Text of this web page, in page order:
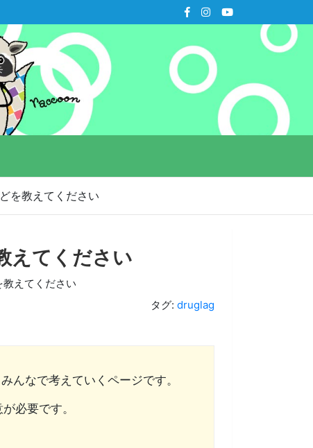
を教えてください
えてください
えてください
タグ: druglag
んなで考えていくページです。
必要です。